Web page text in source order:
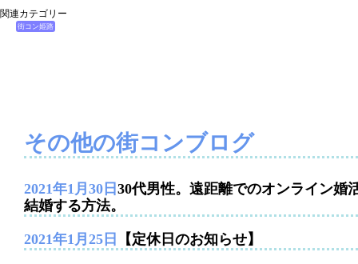
関連カテゴリー
街コン姫路
その他の街コンブログ
2021年1月30日 30代男性。遠距離でのオンライン婚
結婚する方法。
2021年1月25日 【定休日のお知らせ】